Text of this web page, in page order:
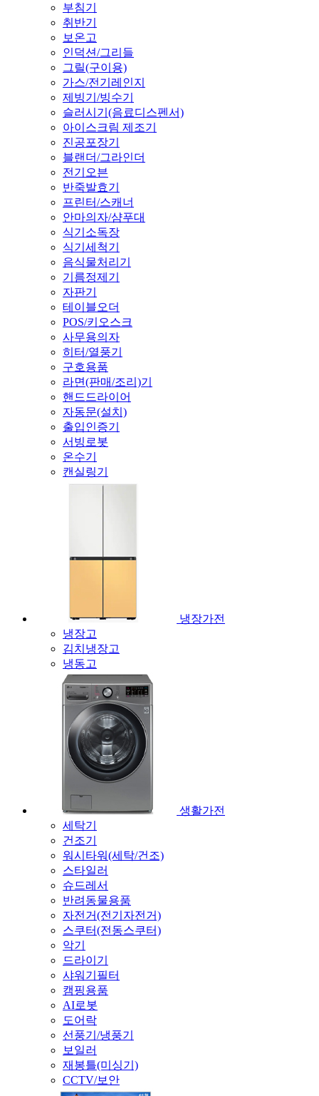
부침기
취반기
보온고
인덕션/그리들
그릴(구이용)
가스/전기레인지
제빙기/빙수기
슬러시기(음료디스펜서)
아이스크림 제조기
진공포장기
블랜더/그라인더
전기오븐
반죽발효기
프린터/스캐너
안마의자/샴푸대
식기소독장
식기세척기
음식물처리기
기름정제기
자판기
테이블오더
POS/키오스크
사무용의자
히터/열풍기
구호용품
라면(판매/조리)기
핸드드라이어
자동문(설치)
출입인증기
서빙로봇
온수기
캔실링기
냉장가전
냉장고
김치냉장고
냉동고
생활가전
세탁기
건조기
워시타워(세탁/건조)
스타일러
슈드레서
반려동물용품
자전거(전기자전거)
스쿠터(전동스쿠터)
악기
드라이기
샤워기필터
캠핑용품
AI로봇
도어락
선풍기/냉풍기
보일러
재봉틀(미싱기)
CCTV/보안